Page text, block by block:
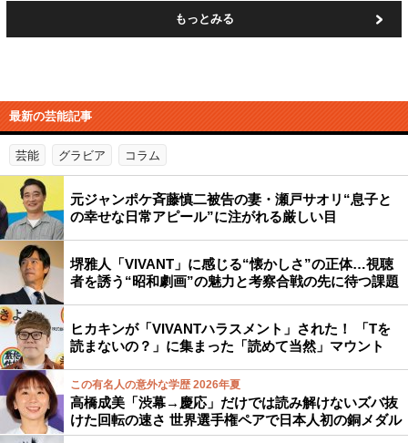
もっとみる
最新の芸能記事
芸能 グラビア コラム
元ジャンポケ斉藤慎二被告の妻・瀬戸サオリ“息子と
の幸せな日常アピール”に注がれる厳しい目
堺雅人「VIVANT」に感じる“懐かしさ”の正体…視聴
者を誘う“昭和劇画”の魅力と考察合戦の先に待つ課題
ヒカキンが「VIVANTハラスメント」された！ 「Tを
読まないの？」に集まった「読めて当然」マウント
この有名人の意外な学歴 2026年夏
高橋成美「渋幕→慶応」だけでは読み解けないズバ抜
けた回転の速さ 世界選手権ペアで日本人初の銅メダル